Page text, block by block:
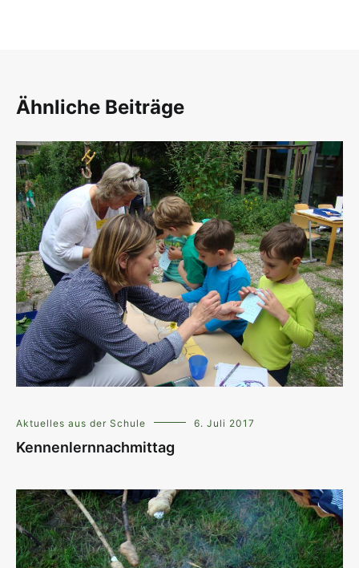
Ähnliche Beiträge
Aktuelles aus der Schule 6. Juli 2017
Kennenlernnachmittag